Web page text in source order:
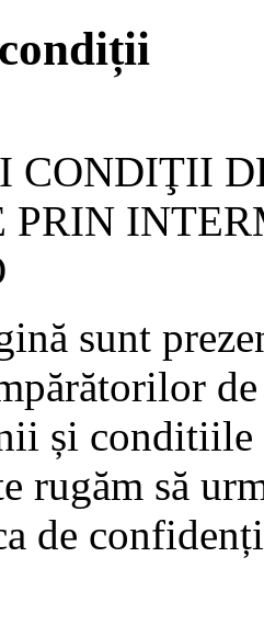
CONDIŢII
PRIN
sunt
și
rugăm să
de